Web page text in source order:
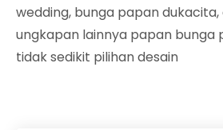
wedding, bunga papan dukacita,
ungkapan lainnya papan bunga
tidak sedikit pilihan desain